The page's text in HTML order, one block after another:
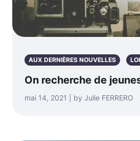
AUX DERNIÈRES NOUVELLES
On recherche de
mai 14, 2021 | by Julie FERRERO